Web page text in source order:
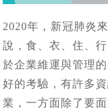
2020年，新冠肺炎
說，食、衣、住、
於企業維運與管理
好的考驗，有許多
業，一方面除了要